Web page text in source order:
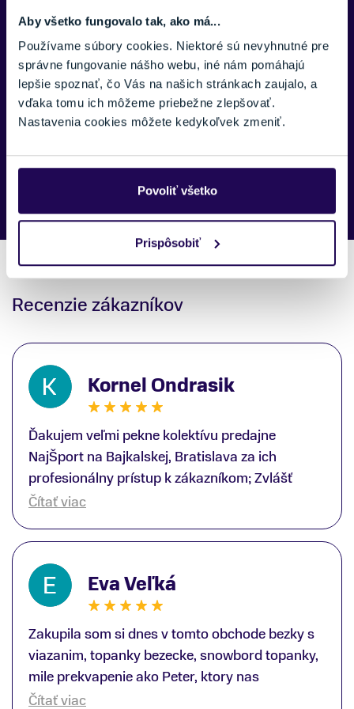
Aby všetko fungovalo tak, ako má...
Používame súbory cookies. Niektoré sú nevyhnutné pre
správne fungovanie nášho webu, iné nám pomáhajú
lepšie spoznať, čo Vás na našich stránkach zaujalo, a
vďaka tomu ich môžeme priebežne zlepšovať.
Nastavenia cookies môžete kedykoľvek zmeniť.
Povoliť všetko
Prispôsobiť
SPRÁVA:
Náš špecialista vám, čo najskôr zavolá ohľadom tohto
Recenzie zákazníkov
Kornel Ondrasik
Ďakujem veľmi pekne kolektívu predajne
NajŠport na Bajkalskej, Bratislava za ich
profesionálny prístup k zákazníkom; Zvlášť
ďakujem špecialistovi Martinovi Gunišovi za
lyžiarskej obuvi, ako aj prilby.. všetko značka
Atomic; Pán Martin Guniš mi svojou
odbornosťou otvoril nové obzory a dozvedel
som sa, vďaka jeho profesionálnemu prístupu k
zákazníkovi, up-to-date informácie o nových
trendoch v lyžiarských technológiách; Z
predajne NajŠport som odchádzal s nakúpom
nového lyžiarského vybavenia nielen ako veľmi
Čítať viac
Eva Veľká
Zakupila som si dnes v tomto obchode bezky s
viazanim, topanky bezecke, snowbord topanky,
mile prekvapenie ako Peter, ktory nas
obsluhoval mal prehlad, poradil nam super. Za
Čítať viac